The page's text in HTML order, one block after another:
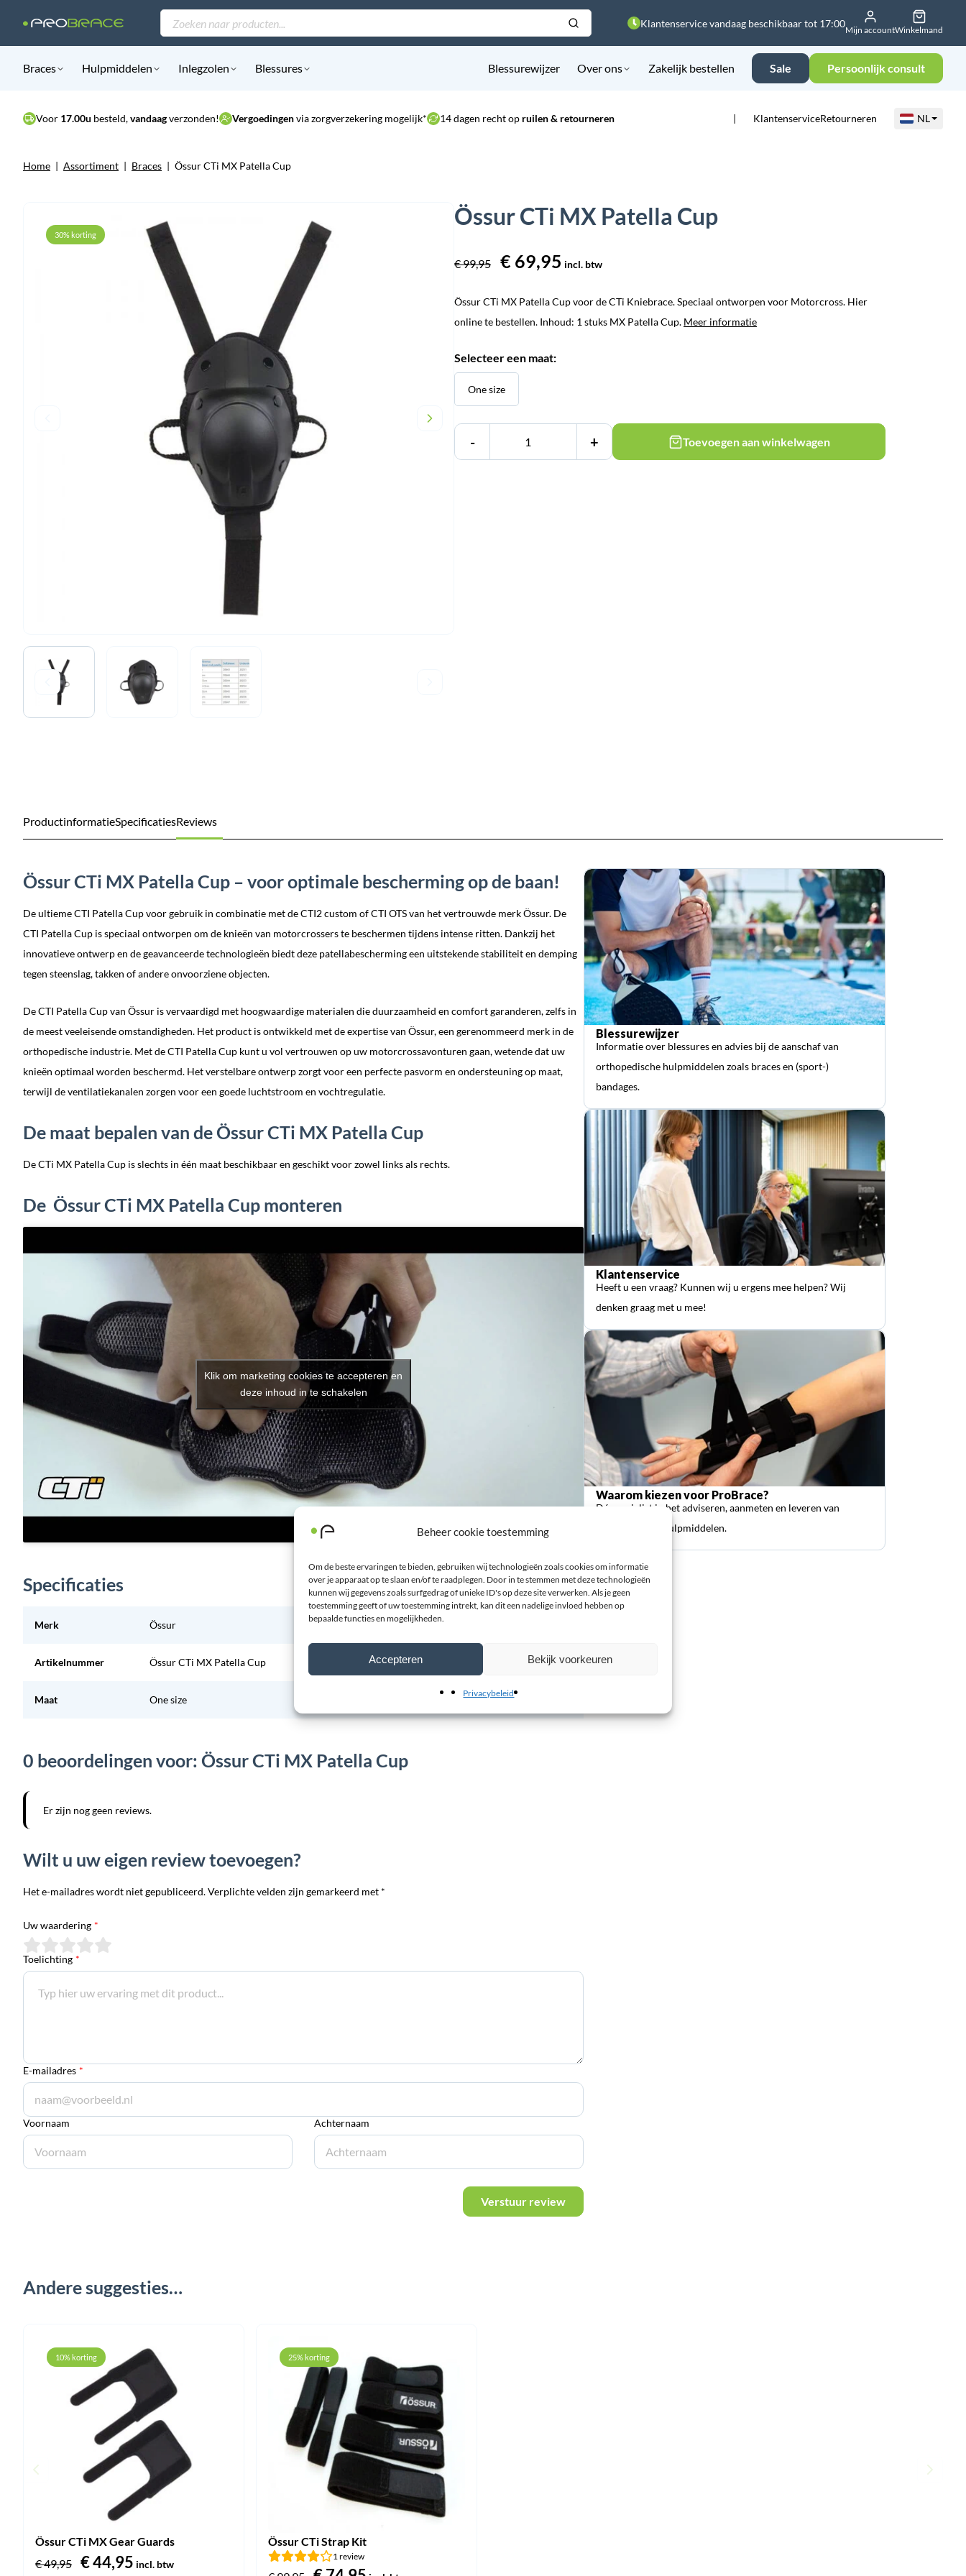
Beheer cookie toestemming
Om de beste ervaringen te bieden, gebruiken wij technologieën zoals cookies om informatie
over je apparaat op te slaan en/of te raadplegen. Door in te stemmen met deze technologieën
kunnen wij gegevens zoals surfgedrag of unieke ID's op deze site verwerken. Als je geen
toestemming geeft of uw toestemming intrekt, kan dit een nadelige invloed hebben op
bepaalde functies en mogelijkheden.
Accepteren Bekijk voorkeuren
Privacybeleid
Producten
zoeken
Klantenservice vandaag beschikbaar tot 17:00
Mijn accountWinkelmand
Braces Hulpmiddelen Inlegzolen Blessures Blessurewijzer Over ons Zakelijk bestellen Sale Persoonlijk consult
Voor 17.00u besteld,vandaagverzonden! Vergoedingenvia zorgverzekering mogelijk* 14 dagen recht op ruilen & retourneren KlantenserviceRetourneren NL
Home | Assortiment | Braces | Össur CTi MX Patella Cup
30% korting
Össur CTi MX Patella Cup
€99,95
Oorspronkelijke
was:
€ 69,95 Huidige
is:
incl. btw
Össur CTi MX Patella Cup voor de CTi Kniebrace. Speciaal ontworpen voor Motorcross. Hier
online te bestellen. Inhoud: 1 stuks MX Patella Cup. Meer informatie
Selecteer een maat:
One size
- + Toevoegen aan winkelwagen
ProductinformatieSpecificatiesReviews
Össur CTi MX Patella Cup – voor optimale bescherming op de baan!
De ultieme CTI Patella Cup voor gebruik in combinatie met de CTI2 custom of CTI OTS van het vertrouwde merk Össur. De
CTI Patella Cup is speciaal ontworpen om de knieën van motorcrossers te beschermen tijdens intense ritten. Dankzij het
innovatieve ontwerp en de geavanceerde technologieën biedt deze patellabescherming een uitstekende stabiliteit en demping
tegen steenslag, takken of andere onvoorziene objecten.
De CTI Patella Cup van Össur is vervaardigd met hoogwaardige materialen die duurzaamheid en comfort garanderen, zelfs in
de meest veeleisende omstandigheden. Het product is ontwikkeld met de expertise van Össur, een gerenommeerd merk in de
orthopedische industrie. Met de CTI Patella Cup kunt u vol vertrouwen op uw motorcrossavonturen gaan, wetende dat uw
knieën optimaal worden beschermd. Het verstelbare ontwerp zorgt voor een perfecte pasvorm en ondersteuning op maat,
terwijl de ventilatiekanalen zorgen voor een goede luchtstroom en vochtregulatie.
De maat bepalen van de Össur CTi MX Patella Cup
De CTi MX Patella Cup is slechts in één maat beschikbaar en geschikt voor zowel links als rechts.
De Össur CTi MX Patella Cup monteren
Klik om marketing cookies te accepteren en
deze inhoud in te schakelen
Specificaties
Merk Össur
Artikelnummer Össur CTi MX Patella Cup
Maat One size
0 beoordelingen voor: Össur CTi MX Patella Cup
Er zijn nog geen reviews.
Wilt u uw eigen review toevoegen?
Het e-mailadres wordt niet gepubliceerd. Verplichte velden zijn gemarkeerd met *
Uw waardering *
Toelichting *
E-mailadres *
Voornaam Achternaam
Verstuur review
Blessurewijzer
Informatie over blessures en advies bij de aanschaf van
orthopedische hulpmiddelen zoals braces en (sport-)
bandages.
Klantenservice
Heeft u een vraag? Kunnen wij u ergens mee helpen? Wij
denken graag met u mee!
Waarom kiezen voor ProBrace?
Dé specialist in het adviseren, aanmeten en leveren van
orthopedische hulpmiddelen.
Andere suggesties…
10% korting
Össur CTi MX Gear Guards
€49,95
Oorspronkelijke
€44,95Huidige
incl. btw
25% korting
Össur CTi Strap Kit
1 review